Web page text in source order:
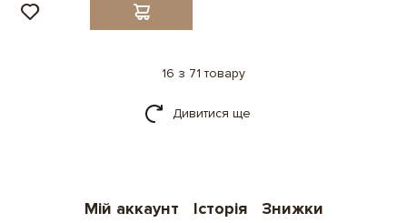
16 з 71 товару
Дивитися ще
Мій аккаунт Історія Знижки